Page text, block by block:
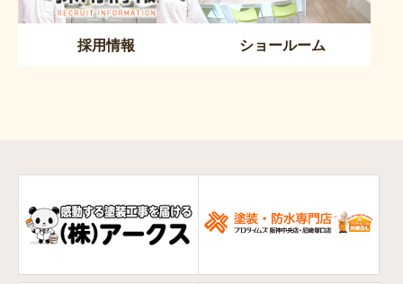
採用情報 ショールーム